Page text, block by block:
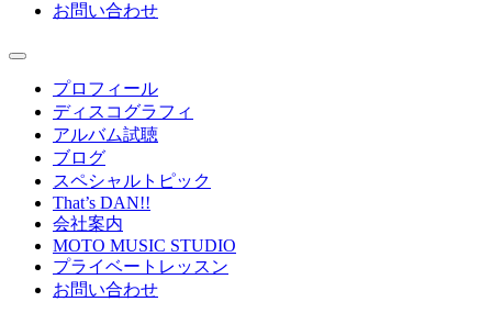
お問い合わせ
プロフィール
ディスコグラフィ
アルバム試聴
ブログ
スペシャルトピック
That’s DAN!!
会社案内
MOTO MUSIC STUDIO
プライベートレッスン
お問い合わせ